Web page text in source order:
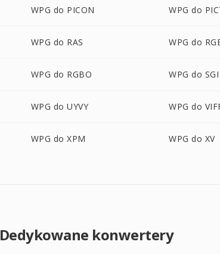
WPG do PICON WPG do
WPG do RAS WPG do
WPG do RGBO WPG do SGI
WPG do UYVY WPG do
WPG do XPM WPG do XV
Dedykowane konwertery